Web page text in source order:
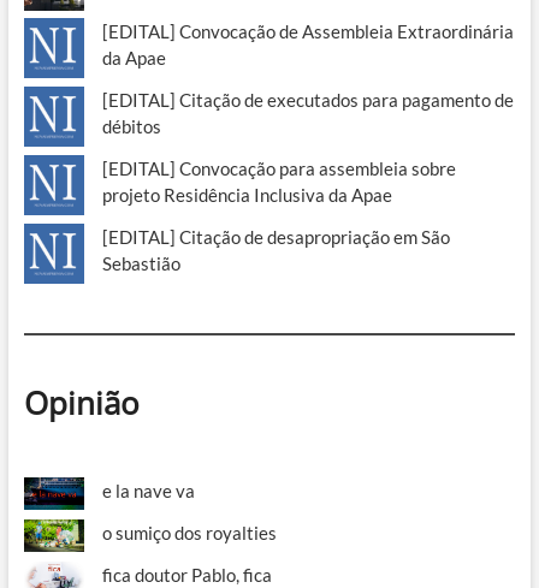
[EDITAL] Convocação de Assembleia Extraordinária
da Apae
[EDITAL] Citação de executados para pagamento de
débitos
[EDITAL] Convocação para assembleia sobre
projeto Residência Inclusiva da Apae
[EDITAL] Citação de desapropriação em São
Sebastião
Opinião
e la nave va
o sumiço dos royalties
fica doutor Pablo, fica